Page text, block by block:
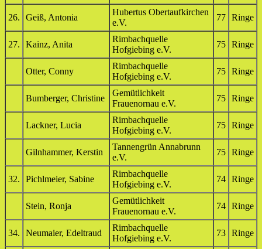
26. Geiß, Antonia
Hubertus Obertaufkirchen
e.V.
77 Ringe
27. Kainz, Anita
Rimbachquelle
Hofgiebing e.V.
75 Ringe
Otter, Conny
Rimbachquelle
Hofgiebing e.V.
75 Ringe
Bumberger, Christine
Gemütlichkeit
Frauenornau e.V.
75 Ringe
Lackner, Lucia
Rimbachquelle
Hofgiebing e.V.
75 Ringe
Gilnhammer, Kerstin
Tannengrün Annabrunn
e.V.
75 Ringe
32. Pichlmeier, Sabine
Rimbachquelle
Hofgiebing e.V.
74 Ringe
Stein, Ronja
Gemütlichkeit
Frauenornau e.V.
74 Ringe
34. Neumaier, Edeltraud
Rimbachquelle
Hofgiebing e.V.
73 Ringe